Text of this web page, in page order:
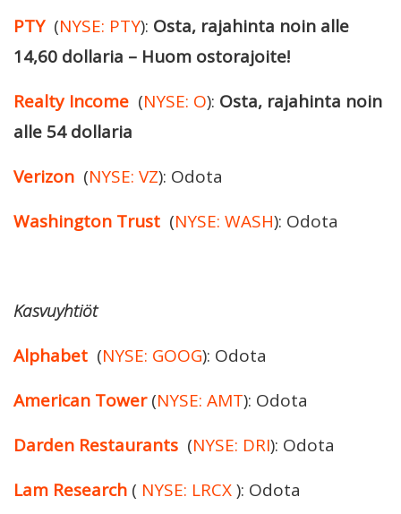
PTY (NYSE: PTY): Osta, rajahinta noin alle
14,60 dollaria – Huom ostorajoite!
Realty Income (NYSE: O): Osta, rajahinta noin
alle 54 dollaria
Verizon (NYSE: VZ): Odota
Washington Trust (NYSE: WASH): Odota
Kasvuyhtiöt
Alphabet (NYSE: GOOG): Odota
American Tower(NYSE: AMT): Odota
Darden Restaurants (NYSE: DRI): Odota
Lam Research ( NYSE: LRCX): Odota